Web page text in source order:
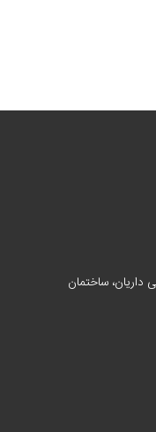
داریان، ساختمان